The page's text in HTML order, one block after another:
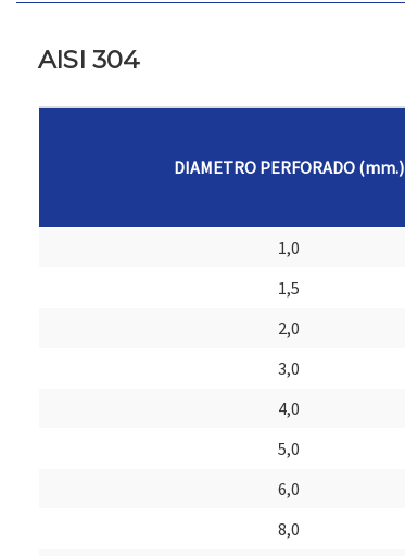
AISI 304
DIAMETRO PERFORADO (mm.)
1,0
1,5
2,0
3,0
4,0
5,0
6,0
8,0